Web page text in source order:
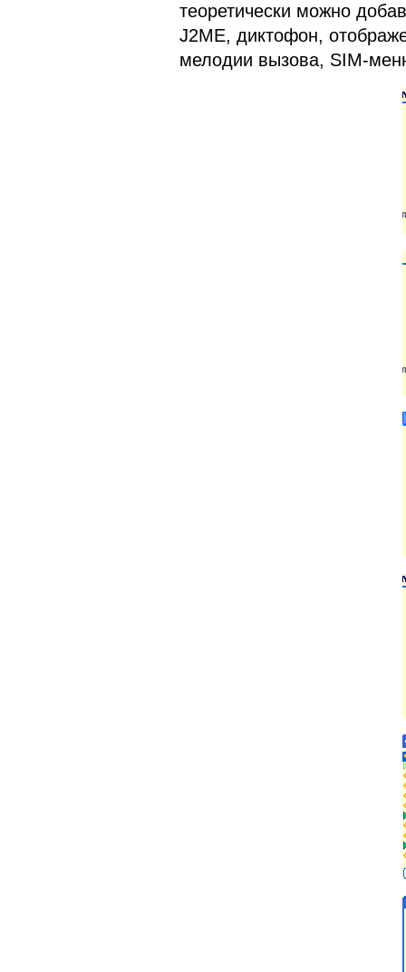
теоретически можно
J2ME, диктофон,
мелодии вызова, SIM-